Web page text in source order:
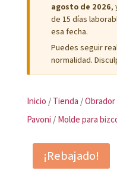
agosto de 2026,
de 15 días
esa fecha.
Puedes seguir
normalidad.
Inicio / Tienda /Obrador
Pavoni / Molde para
¡Rebajado!